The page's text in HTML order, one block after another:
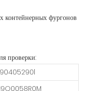
проверки: